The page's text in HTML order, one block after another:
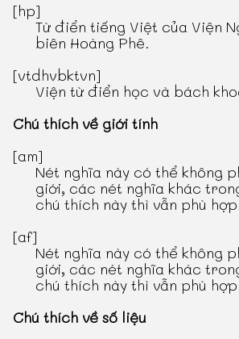
[hp]
Từ điển tiếng Việt của Viện
biên Hoàng Phê.
[vtdhvbktvn]
Viện từ điển học và bách
Chú thích về giới tính
[am]
Nét nghĩa này có thể không
giới, các nét nghĩa khác
chú thích này thì vẫn phù
[af]
Nét nghĩa này có thể không
giới, các nét nghĩa khác
chú thích này thì vẫn phù
Chú thích về số liệu